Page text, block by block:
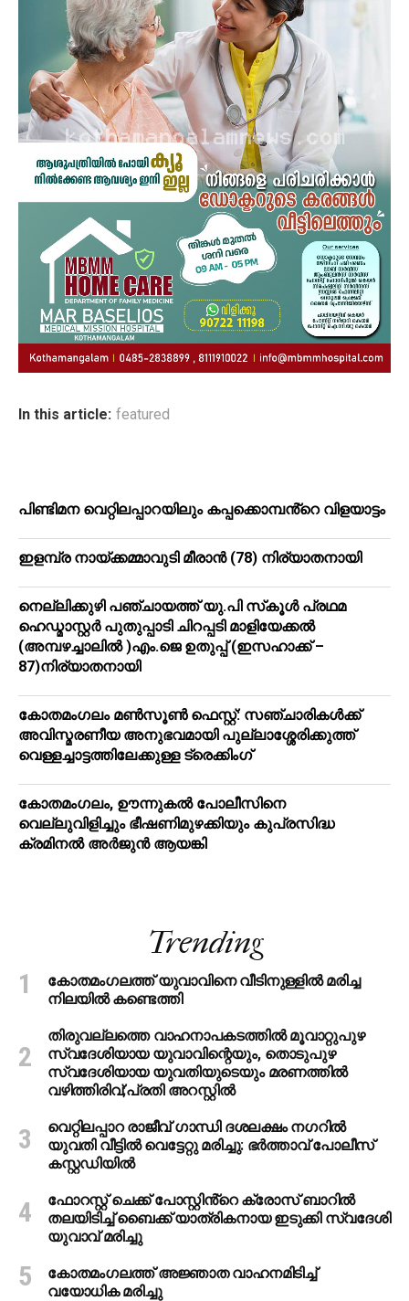
In this article: featured
പിണ്ടിമന വെറ്റിലപ്പാറയിലും കപ്പക്കൊമ്പൻ്റെ വിളയാട്ടം
ഇളമ്പ്ര നായ്ക്കമ്മാവുടി മീരാൻ (78) നിര്യാതനായി
നെല്ലിക്കുഴി പഞ്ചായത്ത് യു.പി സ്‌കൂൾ പ്രഥമ
ഹെഡ്മാസ്റ്റർ പുതുപ്പാടി ചിറപ്പടി മാളിയേക്കൽ
(അമ്പഴച്ചാലിൽ )എം.ജെ ഉതുപ്പ് (ഇസഹാക്ക് –
87)നിര്യാതനായി
കോതമംഗലം മൺസൂൺ ഫെസ്റ്റ്: സഞ്ചാരികൾക്ക്
അവിസ്മരണീയ അനുഭവമായി പുല്ലാശ്ശേരിക്കുത്ത്
വെള്ളച്ചാട്ടത്തിലേക്കുള്ള ട്രെക്കിംഗ്
കോതമംഗലം, ഊന്നുകൽ പോലീസിനെ
വെല്ലുവിളിച്ചും ഭീഷണിമുഴക്കിയും കുപ്രസിദ്ധ
ക്രമിനല്‍ അര്‍ജുന്‍ ആയങ്കി
Trending
കോതമംഗലത്ത് യുവാവിനെ വീടിനുള്ളിൽ മരിച്ച
നിലയിൽ കണ്ടെത്തി
തിരുവല്ലത്തെ വാഹനാപകടത്തില്‍ മൂവാറ്റുപുഴ
സ്വദേശിയായ യുവാവിന്റെയും, തൊടുപുഴ
സ്വദേശിയായ യുവതിയുടെയും മരണത്തില്‍
വഴിത്തിരിവ്;പ്രതി അറസ്റ്റില്‍
വെറ്റിലപ്പാറ രാജീവ് ഗാന്ധി ദശലക്ഷം നഗറിൽ
യുവതി വീട്ടിൽ വെട്ടേറ്റു മരിച്ചു: ഭർത്താവ് പോലീസ്
കസ്റ്റഡിയിൽ
ഫോറസ്റ്റ് ചെക്ക് പോസ്റ്റിൻ്റെ ക്രോസ് ബാറില്‍
തലയിടിച്ച് ബൈക്ക് യാത്രികനായ ഇടുക്കി സ്വദേശി
യുവാവ് മരിച്ചു
കോതമംഗലത്ത് അജ്ഞാത വാഹനമിടിച്ച്
വയോധിക മരിച്ചു